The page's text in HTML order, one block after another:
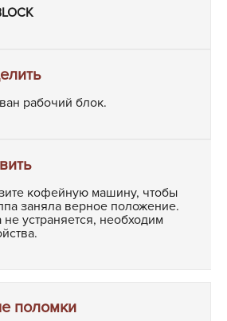
рабочий блок.
кофейную машину, чтобы
заняла верное положение.
устраняется, необходим